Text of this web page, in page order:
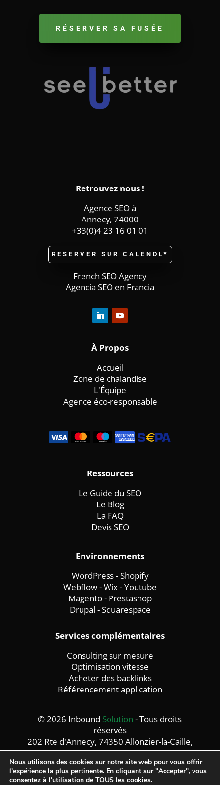
RÉSERVER SA FUSÉE
Retrouvez nous !
Agence SEO à
Annecy, 74000
+33(0)4 23 16 01 01
RESERVER SUR CALENDLY
French SEO Agency
Agencia SEO en Francia
À Propos
Accueil
Zone de chalandise
L'Équipe
Agence éco-responsable
Ressources
Le Guide du SEO
Le Blog
La FAQ
Devis SEO
Environnements
WordPress-Shopify
Webflow-Wix -Youtube
Magento- Prestashop
Drupal -Squarespace
Services complémentaires
Consulting sur mesure
Optimisation vitesse
Acheter des backlinks
Référencement application
© 2026 Inbound Solution - Tous droits
réservés
202 Rte d'Annecy, 74350 Allonzier-la-Caille,
France
Mentions légales -Politique de confidentialité
Nous utilisons des cookies sur notre site web pour vous offrir
l'expérience la plus pertinente. En cliquant sur "Accepter", vous
consentez à l'utilisation de TOUS les cookies.